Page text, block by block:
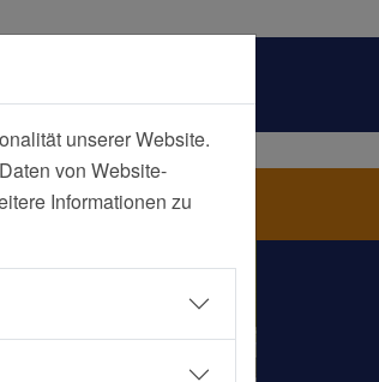
unserer Website.
von Website-
Informationen zu